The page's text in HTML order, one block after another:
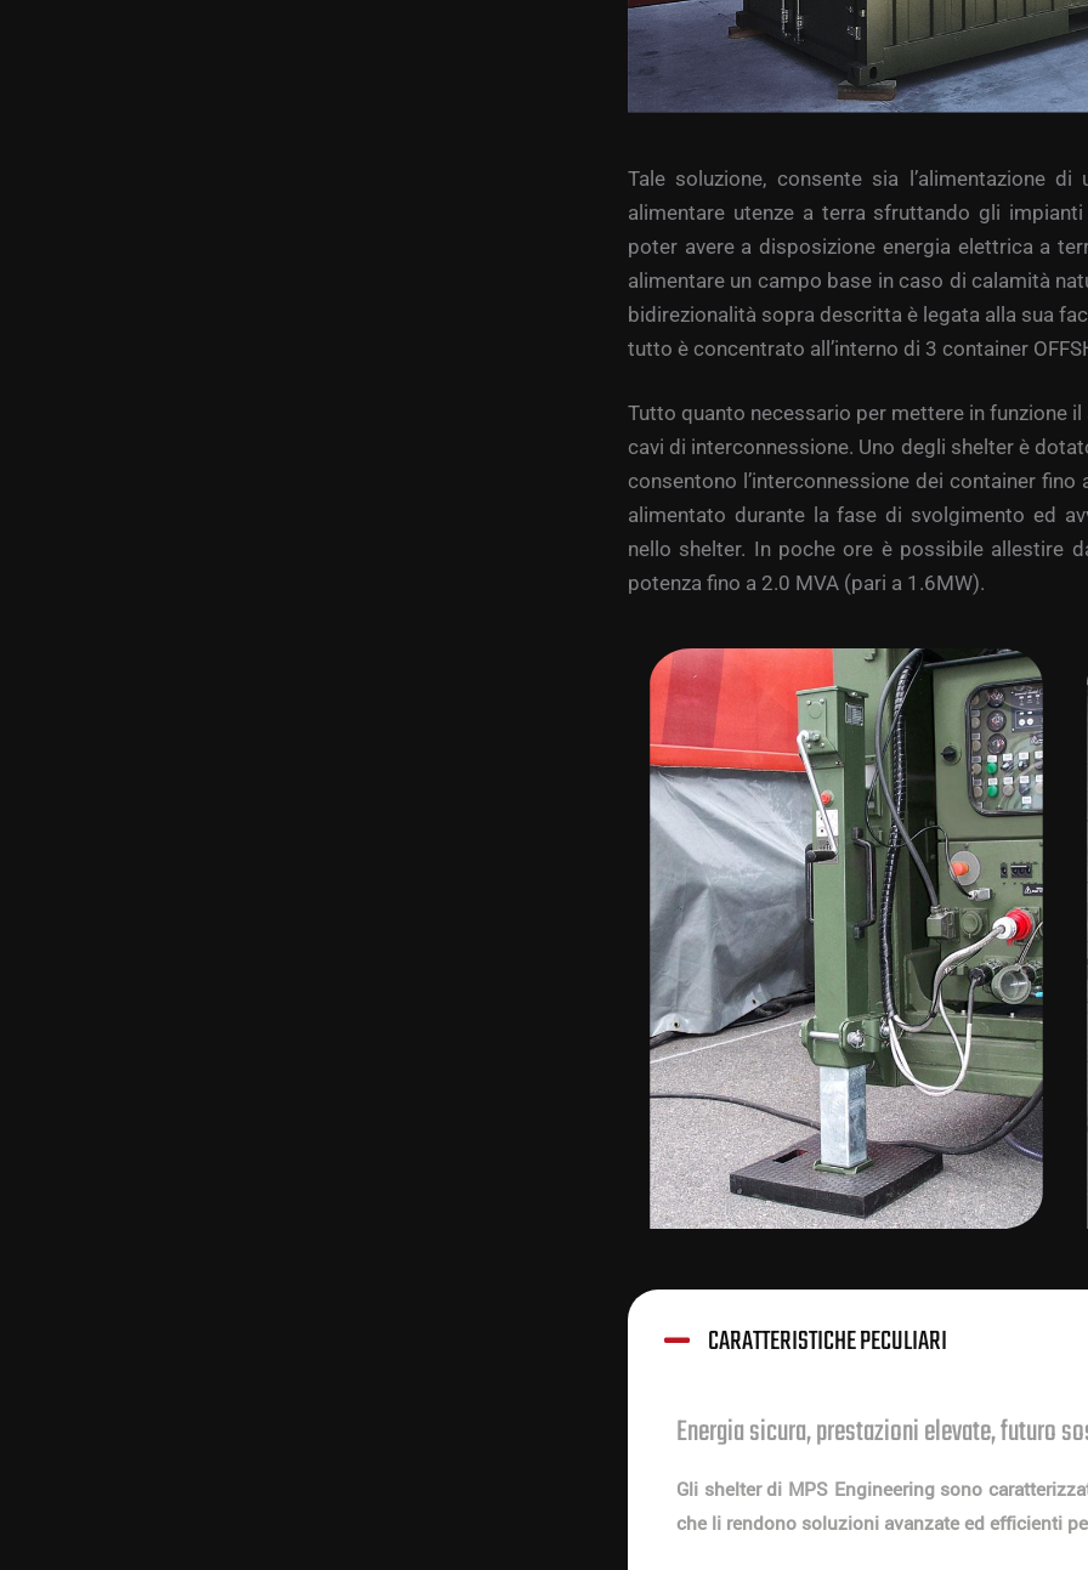
Tale soluzione, consente sia l’alimentazione
alimentare utenze a terra sfruttando gli
poter avere a disposizione energia elettrica a
alimentare un campo base in caso di calamità
bidirezionalità sopra descritta è legata alla sua
tutto è concentrato all’interno di 3 container
Tutto quanto necessario per mettere in funzione
cavi di interconnessione. Uno degli shelter è
consentono l’interconnessione dei container
alimentato durante la fase di svolgimento ed
nello shelter. In poche ore è possibile allestire
potenza fino a 2.0 MVA (pari a 1.6MW).
CARATTERISTICHE PECULIARI
Energia sicura, prestazioni elevate, futuro
Gli shelter di MPS Engineering sono
che li rendono soluzioni avanzate ed efficienti